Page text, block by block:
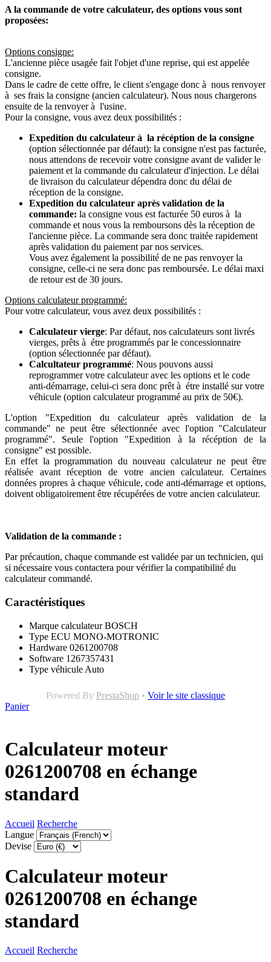
A la commande de votre calculateur, des options vous sont
proposées:
Options consigne:
L'ancienne pièce usagée fait l'objet d'une reprise, qui est appelée
consigne.
Dans le cadre de cette offre, le client s'engage donc à nous renvoyer
à ses frais la consigne (ancien calculateur). Nous nous chargerons
ensuite de la renvoyer à l'usine.
Pour la consigne, vous avez deux possibilités :
Expedition du calculateur à la récéption de la consigne
(option sélectionnée par défaut): la consigne n'est pas facturée,
nous attendons de recevoir votre consigne avant de valider le
paiement et la commande du calculateur d'injection. Le délai
de livraison du calculateur dépendra donc du délai de
réception de la consigne.
Expedition du calculateur après validation de la
commande: la consigne vous est facturée 50 euros à la
commande et nous vous la remboursons dès la réception de
l'ancienne pièce. La commande sera donc traitée rapidement
après validation du paiement par nos services.
Vous avez également la possibilité de ne pas renvoyer la
consigne, celle-ci ne sera donc pas remboursée. Le délai maxi
de retour est de 30 jours.
Options calculateur programmé:
Pour votre calculateur, vous avez deux possibilités :
Calculateur vierge: Par défaut, nos calculateurs sont livrés
vierges, prêts à étre programmés par le concessionnaire
(option sélectionnée par défaut).
Calcultateur programmé: Nous pouvons aussi
reprogrammer votre calculateur avec les options et le code
anti-démarrage, celui-ci sera donc prêt à étre installé sur votre
véhicule (option calculateur programmé au prix de 50€).
L'option "Expedition du calculateur après validation de la
commande" ne peut être sélectionnée avec l'option "Calculateur
programmé". Seule l'option "Expedition à la récéption de la
consigne" est possible.
En effet la programmation du nouveau calculateur ne peut être
réalisée avant réception de votre ancien calculateur. Certaines
données propres à chaque véhicule, code anti-démarrage et options,
doivent obligatoirement être récupérées de votre ancien calculateur.
Validation de la commande :
Par précaution, chaque commande est validée par un technicien, qui
si nécessaire vous contactera pour vérifier la compatibilité du
calculateur commandé.
Caractéristiques
Marque calculateur BOSCH
Type ECU MONO-MOTRONIC
Hardware 0261200708
Software 1267357431
Type véhicule Auto
Powered By PrestaShop • Voir le site classique
Panier
Calculateur moteur
0261200708 en échange
standard
Accueil Recherche
Langue
Devise
Calculateur moteur
0261200708 en échange
standard
Accueil Recherche